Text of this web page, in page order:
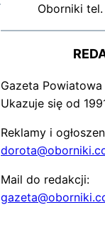
Oborniki
Gazeta
Ukazuje się od
Reklamy i
Mail do redakcji: